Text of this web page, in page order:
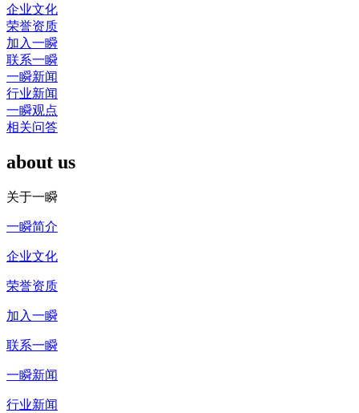
企业文化
荣誉资质
加入一瞬
联系一瞬
一瞬新闻
行业新闻
一瞬观点
相关问答
about us
关于一瞬
一瞬简介
企业文化
荣誉资质
加入一瞬
联系一瞬
一瞬新闻
行业新闻